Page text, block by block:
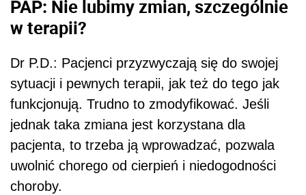
PAP: Nie lubimy zmian, szczególnie
w terapii?
Dr P.D.: Pacjenci przyzwyczają się do swojej
sytuacji i pewnych terapii, jak też do tego jak
funkcjonują. Trudno to zmodyfikować. Jeśli
jednak taka zmiana jest korzystana dla
pacjenta, to trzeba ją wprowadzać, pozwala
uwolnić chorego od cierpień i niedogodności
choroby.